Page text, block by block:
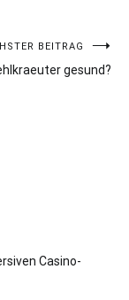
BEITRAG
gesund?
Casino-